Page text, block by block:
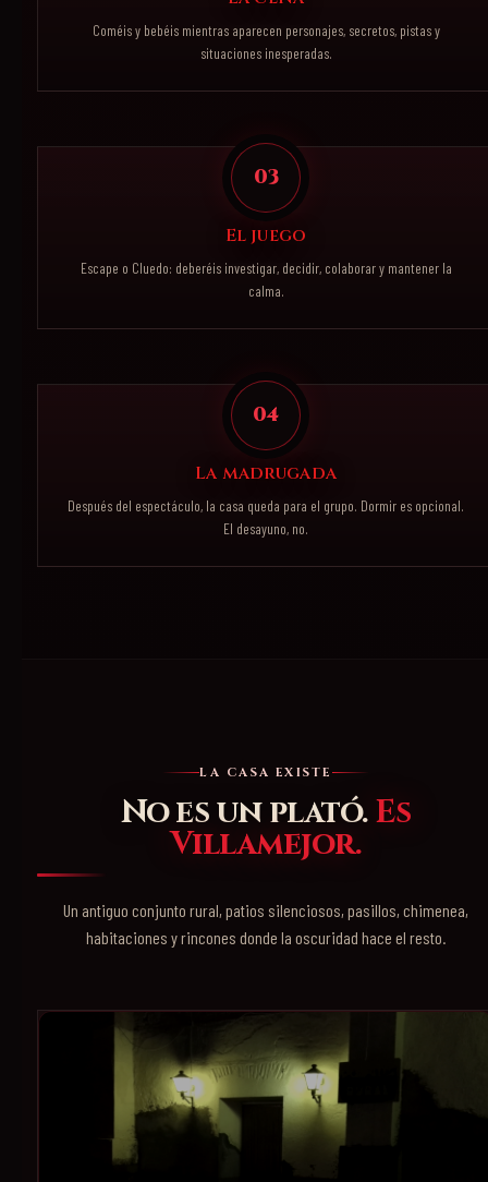
Coméis y bebéis mientras aparecen personajes, secretos, pistas y
situaciones inesperadas.
03
El juego
Escape o Cluedo: deberéis investigar, decidir, colaborar y mantener la
calma.
04
La madrugada
Después del espectáculo, la casa queda para el grupo. Dormir es opcional.
El desayuno, no.
LA CASA EXISTE
No es un plató.Es
Villamejor.
Un antiguo conjunto rural, patios silenciosos, pasillos, chimenea,
habitaciones y rincones donde la oscuridad hace el resto.